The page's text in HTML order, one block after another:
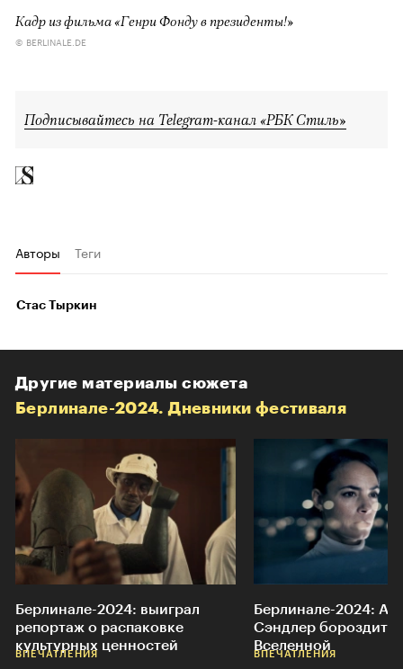
Кадр из фильма «Генри Фонду в президенты!»
© BERLINALE.DE
Подписывайтесь на Telegram-канал «РБК Стиль»
Авторы Теги
Стас Тыркин
Другие материалы сюжета
Берлинале-2024. Дневники фестиваля
Берлинале-2024: выиграл
репортаж о распаковке
культурных ценностей
ВПЕЧАТЛЕНИЯ
Берлинале-2024:
Сэндлер бороздит
Вселенной
ВПЕЧАТЛЕНИЯ